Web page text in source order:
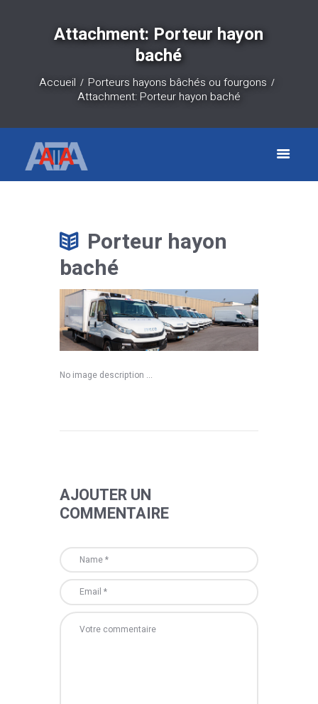
Attachment: Porteur hayon
baché
Accueil
Porteurs hayons bâchés ou fourgons
Attachment: Porteur hayon baché
Porteur hayon
baché
No image description ...
AJOUTER UN
COMMENTAIRE